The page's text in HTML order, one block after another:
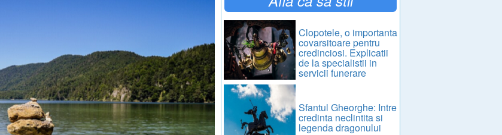
Clopotele, o importanta
covarsitoare pentru
credinciosi. Explicatii
de la specialistii in
servicii funerare
Sfantul Gheorghe: Intre
credinta neclintita si
legenda dragonului